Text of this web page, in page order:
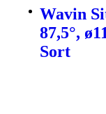
Wavin
87,5°,
Sort